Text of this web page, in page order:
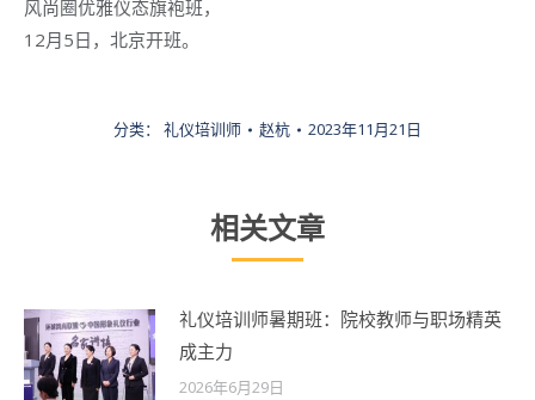
风尚圈优雅仪态旗袍班，
12月5日，北京开班。
分类： 礼仪培训师 赵杭 2023年11月21日
相关文章
礼仪培训师暑期班：院校教师与职场精英
成主力
2026年6月29日